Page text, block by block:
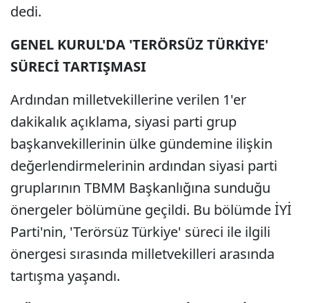
dedi.
GENEL KURUL'DA 'TERÖRSÜZ TÜRKİYE'
SÜRECİ TARTIŞMASI
Ardından milletvekillerine verilen 1'er
dakikalık açıklama, siyasi parti grup
başkanvekillerinin ülke gündemine ilişkin
değerlendirmelerinin ardından siyasi parti
gruplarının TBMM Başkanlığına sunduğu
önergeler bölümüne geçildi. Bu bölümde İYİ
Parti'nin, 'Terörsüz Türkiye' süreci ile ilgili
önergesi sırasında milletvekilleri arasında
tartışma yaşandı.